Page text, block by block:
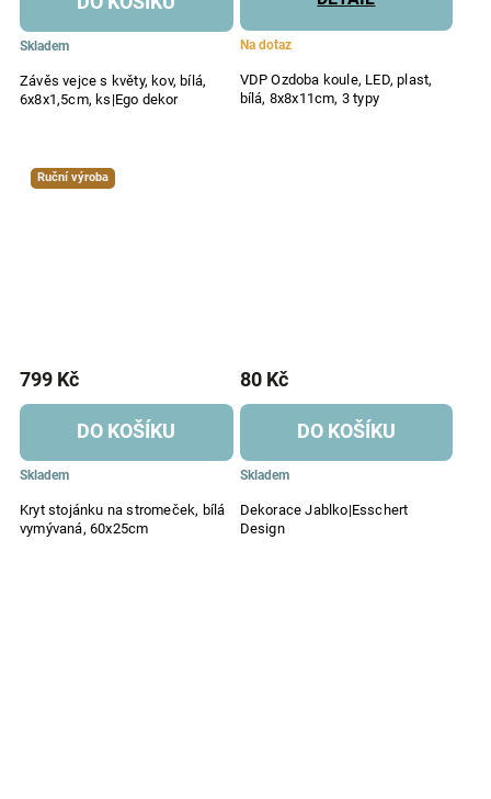
Závěs vejce s květy, kov, bílá,
6x8x1,5cm, ks|Ego dekor
Skladem
VDP Ozdoba koule, LED, plast,
bílá, 8x8x11cm, 3 typy
Na dotaz
Ruční výroba
Kryt stojánku na stromeček, bílá
vymývaná, 60x25cm
Skladem
799 Kč
DO KOŠÍKU
Dekorace Jablko|Esschert
Design
Skladem
80 Kč
DO KOŠÍKU